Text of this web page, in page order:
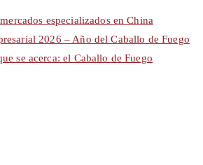
especializados en China
2026 – Año del Caballo de Fuego
se acerca: el Caballo de Fuego